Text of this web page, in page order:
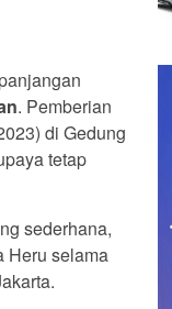
. Pemberian
di Gedung
tetap
sederhana,
Heru selama